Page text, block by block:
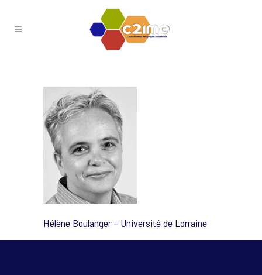
Hélène Boulanger – Université de Lorraine